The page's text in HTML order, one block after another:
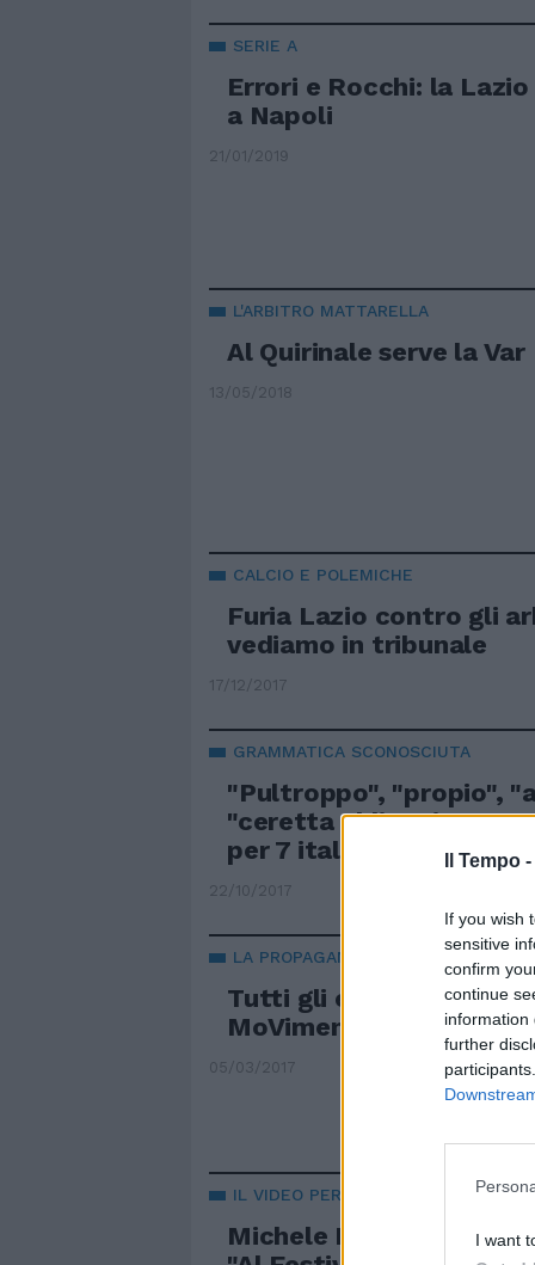
Il Tempo -
If you wish
sensitive
confirm
continue
information
further
I want
SERIE A
Errori e Rocchi: la
a Napoli
21/01/2019
L'ARBITRO MATTARELLA
Al Quirinale serve la Var
13/05/2018
CALCIO E POLEMICHE
Furia Lazio contro gli
vediamo in tribunale
17/12/2017
GRAMMATICA SCONOSCIUTA
"Pultroppo", "propio",
"ceretta al linguine".
per 7 italiani su 10
22/10/2017
LA PROPAGANDA GRILLINA
Tutti gli errori del video
MoVimento 5 Stelle
05/03/2017
IL VIDEO PER IL TEMPO
Michele Bravi tra